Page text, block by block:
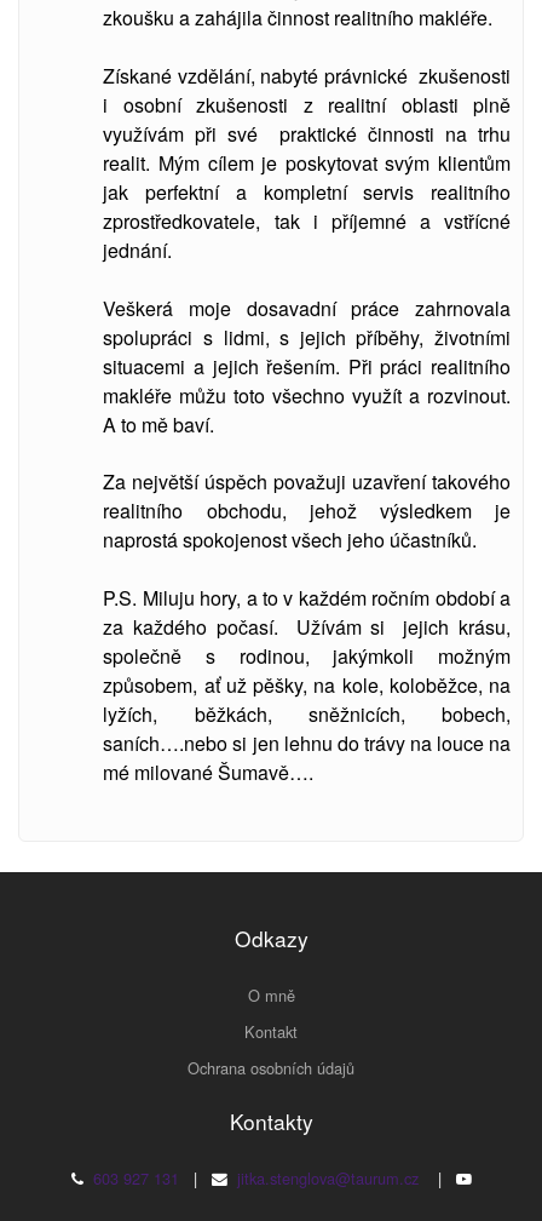
zkoušku a zahájila činnost realitního makléře.
Získané vzdělání, nabyté právnické zkušenosti
i osobní zkušenosti z realitní oblasti plně
využívám při své praktické činnosti na trhu
realit. Mým cílem je poskytovat svým klientům
jak perfektní a kompletní servis realitního
zprostředkovatele, tak i příjemné a vstřícné
jednání.
Veškerá moje dosavadní práce zahrnovala
spolupráci s lidmi, s jejich příběhy, životními
situacemi a jejich řešením. Při práci realitního
makléře můžu toto všechno využít a rozvinout.
A to mě baví.
Za největší úspěch považuji uzavření takového
realitního obchodu, jehož výsledkem je
naprostá spokojenost všech jeho účastníků.
P.S. Miluju hory, a to v každém ročním období a
za každého počasí. Užívám si jejich krásu,
společně s rodinou, jakýmkoli možným
způsobem, ať už pěšky, na kole, koloběžce, na
lyžích, běžkách, sněžnicích, bobech,
saních….nebo si jen lehnu do trávy na louce na
mé milované Šumavě….
Odkazy
O mně
Kontakt
Ochrana osobních údajů
Kontakty
603 927 131 | jitka.stenglova@taurum.cz|